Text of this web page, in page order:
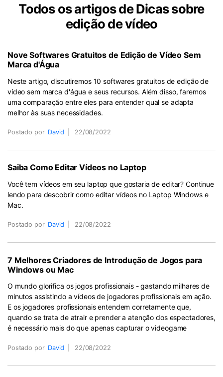
Todos os artigos de Dicas sobre
edição de vídeo
Nove Softwares Gratuitos de Edição de Vídeo Sem
Marca d'Água
Neste artigo, discutiremos 10 softwares gratuitos de edição de
vídeo sem marca d'água e seus recursos. Além disso, faremos
uma comparação entre eles para entender qual se adapta
melhor às suas necessidades.
Postado por David 22/08/2022
Saiba Como Editar Vídeos no Laptop
Você tem vídeos em seu laptop que gostaria de editar? Continue
lendo para descobrir como editar vídeos no Laptop Windows e
Mac.
Postado por David 22/08/2022
7 Melhores Criadores de Introdução de Jogos para
Windows ou Mac
O mundo glorifica os jogos profissionais - gastando milhares de
minutos assistindo a vídeos de jogadores profissionais em ação.
E os jogadores profissionais entendem corretamente que,
quando se trata de atrair e prender a atenção dos espectadores,
é necessário mais do que apenas capturar o videogame
Postado por David 22/08/2022